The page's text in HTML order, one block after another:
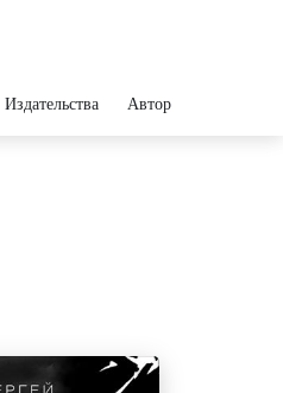
Издательства Авторы